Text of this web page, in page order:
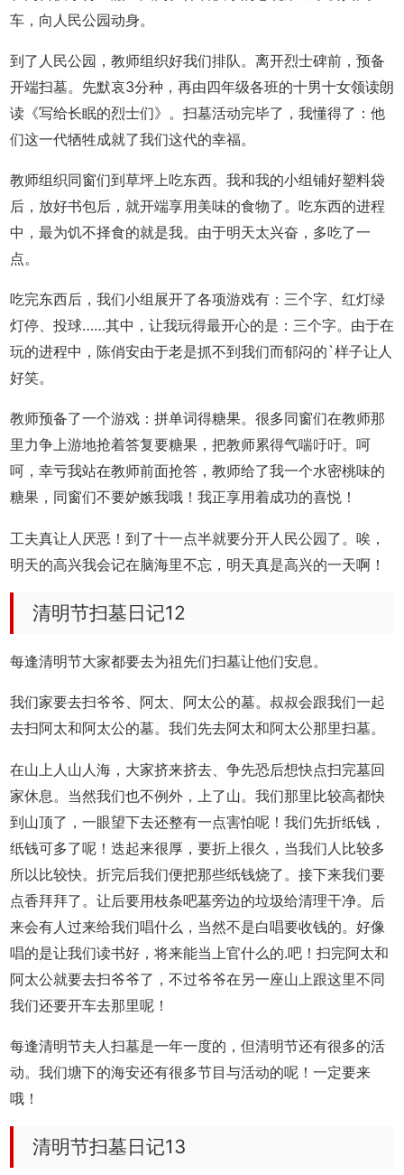
车，向人民公园动身。
到了人民公园，教师组织好我们排队。离开烈士碑前，预备
开端扫墓。先默哀3分种，再由四年级各班的十男十女领读朗
读《写给长眠的烈士们》。扫墓活动完毕了，我懂得了：他
们这一代牺牲成就了我们这代的幸福。
教师组织同窗们到草坪上吃东西。我和我的小组铺好塑料袋
后，放好书包后，就开端享用美味的食物了。吃东西的进程
中，最为饥不择食的就是我。由于明天太兴奋，多吃了一
点。
吃完东西后，我们小组展开了各项游戏有：三个字、红灯绿
灯停、投球……其中，让我玩得最开心的是：三个字。由于在
玩的进程中，陈俏安由于老是抓不到我们而郁闷的`样子让人
好笑。
教师预备了一个游戏：拼单词得糖果。很多同窗们在教师那
里力争上游地抢着答复要糖果，把教师累得气喘吁吁。呵
呵，幸亏我站在教师前面抢答，教师给了我一个水密桃味的
糖果，同窗们不要妒嫉我哦！我正享用着成功的喜悦！
工夫真让人厌恶！到了十一点半就要分开人民公园了。唉，
明天的高兴我会记在脑海里不忘，明天真是高兴的一天啊！
清明节扫墓日记12
每逢清明节大家都要去为祖先们扫墓让他们安息。
我们家要去扫爷爷、阿太、阿太公的墓。叔叔会跟我们一起
去扫阿太和阿太公的墓。我们先去阿太和阿太公那里扫墓。
在山上人山人海，大家挤来挤去、争先恐后想快点扫完墓回
家休息。当然我们也不例外，上了山。我们那里比较高都快
到山顶了，一眼望下去还整有一点害怕呢！我们先折纸钱，
纸钱可多了呢！迭起来很厚，要折上很久，当我们人比较多
所以比较快。折完后我们便把那些纸钱烧了。接下来我们要
点香拜拜了。让后要用枝条吧墓旁边的垃圾给清理干净。后
来会有人过来给我们唱什么，当然不是白唱要收钱的。好像
唱的是让我们读书好，将来能当上官什么的.吧！扫完阿太和
阿太公就要去扫爷爷了，不过爷爷在另一座山上跟这里不同
我们还要开车去那里呢！
每逢清明节夫人扫墓是一年一度的，但清明节还有很多的活
动。我们塘下的海安还有很多节目与活动的呢！一定要来
哦！
清明节扫墓日记13